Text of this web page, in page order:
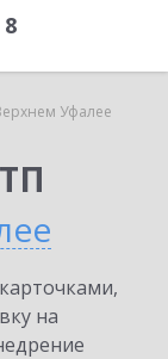
Уфалее
на